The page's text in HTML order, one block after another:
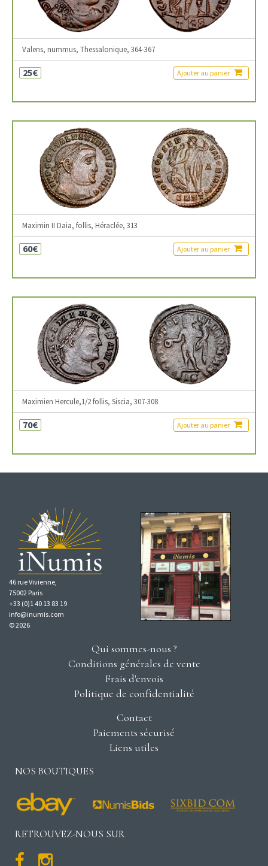
Valens, nummus, Thessalonique, 364-367
25€ Ajouter au panier
Maximin II Daia, follis, Héraclée, 313
60€ Ajouter au panier
Maximien Hercule,1/2 follis, Siscia, 307-308
70€ Ajouter au panier
46 rue Vivienne,
75002 Paris
+33 (0)1 40 13 83 19
info@inumis.com
© 2026
Qui sommes-nous ?
Conditions générales de vente
Frais d'envois
Politique de confidentialité
Contact
Paiements sécurisé
Liens utiles
NOS BOUTIQUES
RETROUVEZ-NOUS SUR